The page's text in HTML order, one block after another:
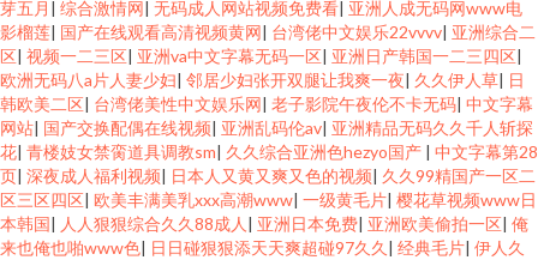
芽五月 | 综合激情网| 无码成人网站视频免费看| 亚洲人成无码网www电
影榴莲| 国产在线观看高清视频黄网| 台湾佬中文娱乐22vvvv| 亚洲综合二
区| 视频一二三区| 亚洲va中文字幕无码一区| 亚洲日产韩国一二三四区|
欧洲无码八a片人妻少妇| 邻居少妇张开双腿让我爽一夜| 久久伊人草| 日
韩欧美二区| 台湾佬美性中文娱乐网| 老子影院午夜伦不卡无码| 中文字幕
网站| 国产交换配偶在线视频| 亚洲乱码伦av| 亚洲精品无码久久千人斩探
花| 青楼妓女禁脔道具调教sm| 久久综合亚洲色hezyo国产 | 中文字幕第28
页| 深夜成人福利视频| 日本人又黄又爽又色的视频| 久久99精国产一区二
区三区四区| 欧美丰满美乳xxx高潮www| 一级黄毛片| 樱花草视频www日
本韩国| 人人狠狠综合久久88成人 | 亚洲日本免费| 亚洲欧美偷拍一区| 俺
来也俺也啪www色| 日日碰狠狠添天天爽超碰97久久 | 经典毛片| 伊人久